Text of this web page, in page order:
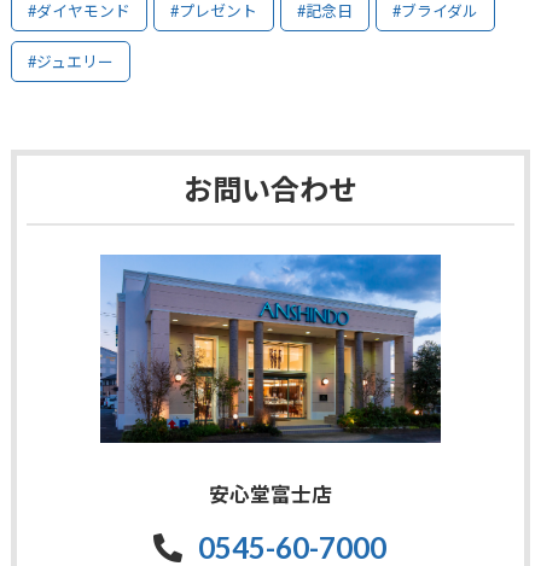
#ダイヤモンド #プレゼント #記念日 #ブライダル
#ジュエリー
お問い合わせ
安心堂富士店
0545-60-7000